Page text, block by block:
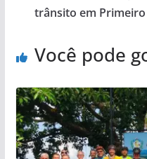
trânsito em
Você pode